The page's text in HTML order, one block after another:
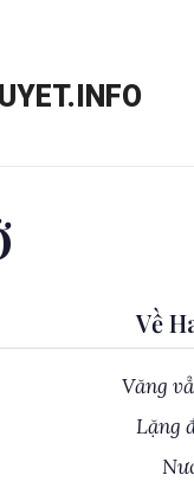
Về
Văng
Lặng